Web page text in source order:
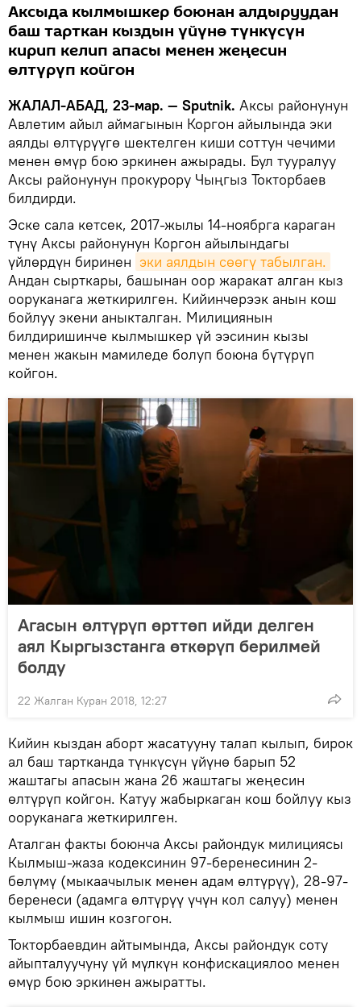
Аксыда кылмышкер боюнан алдыруудан
баш тарткан кыздын үйүнө түнкүсүн
кирип келип апасы менен жеңесин
өлтүрүп койгон
ЖАЛАЛ-АБАД, 23-мар. — Sputnik. Аксы районунун
Авлетим айыл аймагынын Коргон айылында эки
аялды өлтүрүүгө шектелген киши соттун чечими
менен өмүр бою эркинен ажырады. Бул тууралуу
Аксы районунун прокурору Чыңгыз Токторбаев
билдирди.
Эске сала кетсек, 2017-жылы 14-ноябрга караган
түнү Аксы районунун Коргон айылындагы
үйлөрдүн биринен эки аялдын сөөгү табылган.
Андан сырткары, башынан оор жаракат алган кыз
ооруканага жеткирилген. Кийинчерээк анын кош
бойлуу экени аныкталган. Милициянын
билдиришинче кылмышкер үй ээсинин кызы
менен жакын мамиледе болуп боюна бүтүрүп
койгон.
Агасын өлтүрүп өрттөп ийди делген
аял Кыргызстанга өткөрүп берилмей
болду
22 Жалган Куран 2018, 12:27
Кийин кыздан аборт жасатууну талап кылып, бирок
ал баш тартканда түнкүсүн үйүнө барып 52
жаштагы апасын жана 26 жаштагы жеңесин
өлтүрүп койгон. Катуу жабыркаган кош бойлуу кыз
ооруканага жеткирилген.
Аталган факты боюнча Аксы райондук милициясы
Кылмыш-жаза кодексинин 97-беренесинин 2-
бөлүмү (мыкаачылык менен адам өлтүрүү), 28-97-
беренеси (адамга өлтүрүү үчүн кол салуу) менен
кылмыш ишин козгогон.
Токторбаевдин айтымында, Аксы райондук соту
айыпталуучуну үй мүлкүн конфискациялоо менен
өмүр бою эркинен ажыратты.